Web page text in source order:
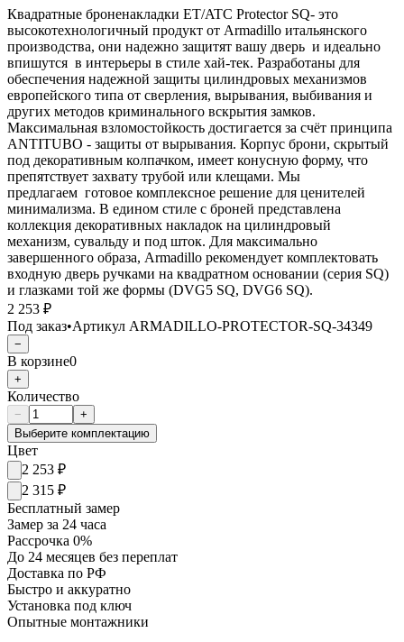
Квадратные броненакладки ET/ATC Protector SQ- это
высокотехнологичный продукт от Armadillo итальянского
производства, они надежно защитят вашу дверь и идеально
впишутся в интерьеры в стиле хай-тек. Разработаны для
обеспечения надежной защиты цилиндровых механизмов
европейского типа от сверления, вырывания, выбивания и
других методов криминального вскрытия замков.
Максимальная взломостойкость достигается за счёт принципа
ANTITUBO - защиты от вырывания. Корпус брони, скрытый
под декоративным колпачком, имеет конусную форму, что
препятствует захвату трубой или клещами. Мы
предлагаем готовое комплексное решение для ценителей
минимализма. В едином стиле с броней представлена
коллекция декоративных накладок на цилиндровый
механизм, сувальду и под шток. Для максимально
завершенного образа, Armadillo рекомендует комплектовать
входную дверь ручками на квадратном основании (серия SQ)
и глазками той же формы (DVG5 SQ, DVG6 SQ).
2 253 ₽
Под заказ•Артикул ARMADILLO-PROTECTOR-SQ-34349
−
В корзине0
+
Количество
−
+
Выберите комплектацию
Цвет
2 253 ₽
2 315 ₽
Бесплатный замер
Замер за 24 часа
Рассрочка 0%
До 24 месяцев без переплат
Доставка по РФ
Быстро и аккуратно
Установка под ключ
Опытные монтажники